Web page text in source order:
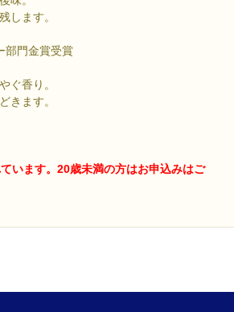
します。
部門金賞受賞
ぐ香り。
きます。
います。20歳未満の方はお申込みはご